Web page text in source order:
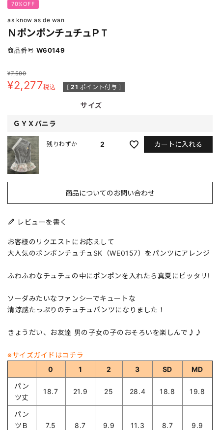
70%OFF
as know as de wan
ＮポンポンチュチュＰＴ
商品番号 W60149
¥7,590
¥2,277税込 [ 21 ポイント付与 ]
サイズ
ＧＹＸバニラ
2
残りわずか カートに入れる
商品についてのお問い合わせ
レビューを書く
お客様のリクエストにお応えして
大人気のポンポンチュチュSK（WE0157）をパンツにアレンジ
ふわふわなチュチュの中にポンポンを入れたら真夏にピッタリ!
ソーダみたいなファンシーでキュートな
清涼感たっぷりのチュチュパンツになりました！
きょうだい、お友達 男の子女の子のおそろいを楽しんで♪♪
※サイズガイドはコチラ
0
1 2 3 SD
MD
パン
ツ丈
18.7 21.9 25 28.4 18.8 19.8
パン
ツＢ
7.5 8.7 9.9 11.3 8.7 9.9